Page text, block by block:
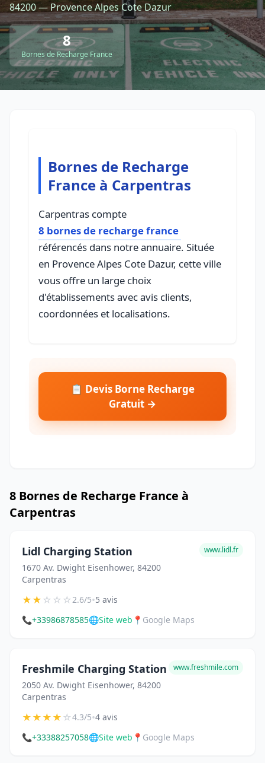
CGU-Confidentialité- Service proposé parViteUnDevis.com-Vous
84200 — Provence Alpes Cote Dazur
8
Bornes de Recharge France
Bornes de Recharge
France à Carpentras
Carpentras compte
8 bornes de recharge france
référencés dans notre annuaire. Située
en Provence Alpes Cote Dazur, cette ville
vous offre un large choix
d'établissements avec avis clients,
coordonnées et localisations.
📋 Devis Borne Recharge
Gratuit →
8 Bornes de Recharge France à
Carpentras
Lidl Charging Station
1670 Av. Dwight Eisenhower, 84200
Carpentras
www.lidl.fr
★★☆☆☆2.6/5•5 avis
📞+33986878585🌐Site web 📍 Google Maps
Freshmile Charging Station
2050 Av. Dwight Eisenhower, 84200
Carpentras
www.freshmile.com
★★★★☆4.3/5•4 avis
📞+33388257058🌐Site web 📍 Google Maps